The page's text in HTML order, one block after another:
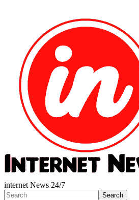
internet News 24/7